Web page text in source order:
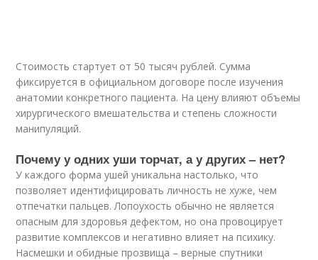
Стоимость стартует от 50 тысяч рублей. Сумма
фиксируется в официальном договоре после изучения
анатомии конкретного пациента. На цену влияют объемы
хирургического вмешательства и степень сложности
манипуляций.
Почему у одних уши торчат, а у других – нет?
У каждого форма ушей уникальна настолько, что
позволяет идентифицировать личность не хуже, чем
отпечатки пальцев. Лопоухость обычно не является
опасным для здоровья дефектом, но она провоцирует
развитие комплексов и негативно влияет на психику.
Насмешки и обидные прозвища – верные спутники